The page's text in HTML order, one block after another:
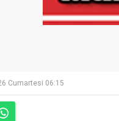
Cumartesi 06:15